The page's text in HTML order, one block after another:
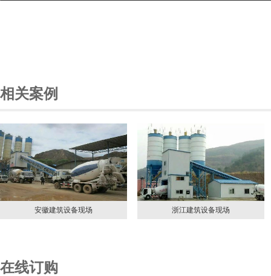
相关案例
浙江建筑设备现场 墨西哥制粉现场
在线订购